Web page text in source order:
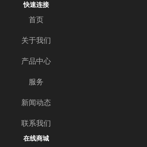
快速连接
首页
关于我们
产品中心
服务
新闻动态
联系我们
在线商城